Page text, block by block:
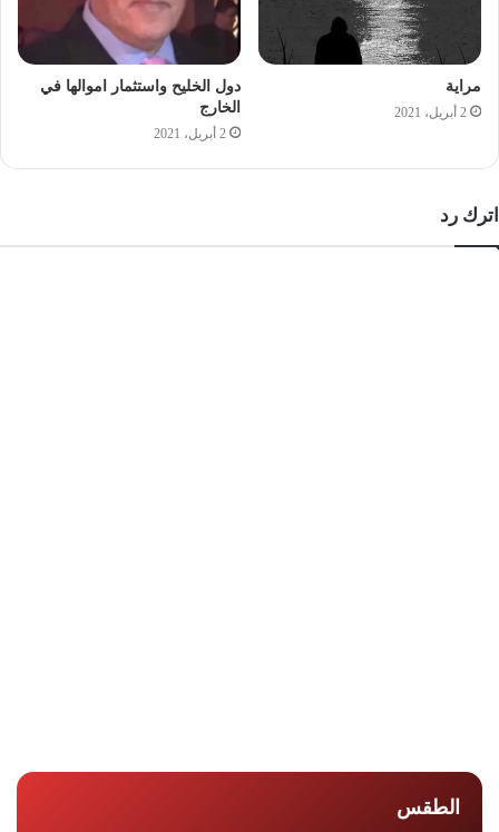
مراية
2 أبريل، 2021
دول الخليح واستثمار اموالها في
الخارج
2 أبريل، 2021
اترك رد
الطقس